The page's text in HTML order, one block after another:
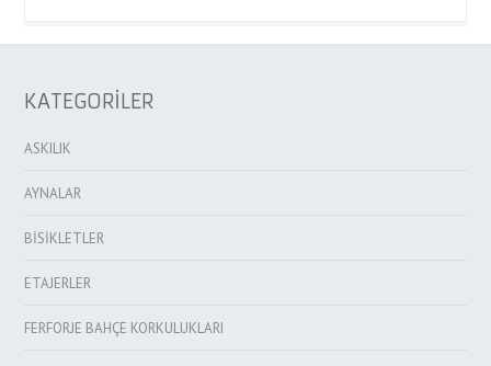
KATEGORİLER
ASKILIK
AYNALAR
BİSİKLETLER
ETAJERLER
FERFORJE BAHÇE KORKULUKLARI